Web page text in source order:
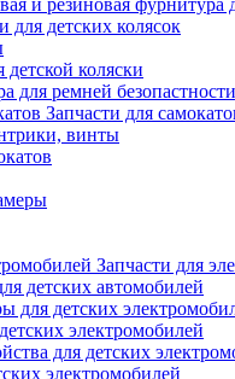
и резиновая
детских колясок
детской коляски
для ремней
Запчасти для
винты
Запчасти для
детских автомобилей
электромобилей
для детских
электромобилей